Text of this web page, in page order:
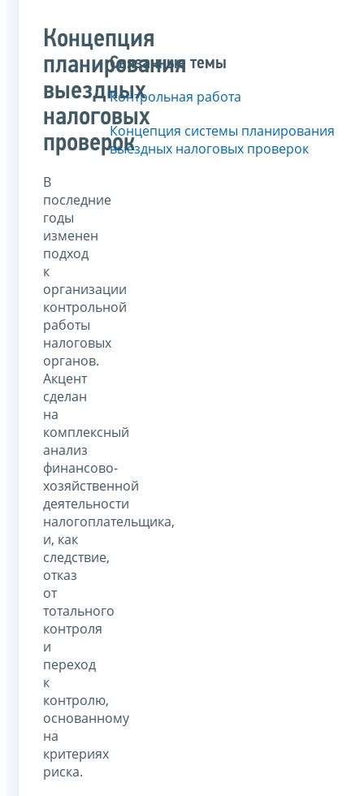
Концепция
планирования
выездных
налоговых
проверок
В
последние
годы
изменен
подход
к
организации
контрольной
работы
налоговых
органов.
Акцент
сделан
на
комплексный
анализ
финансово-
хозяйственной
деятельности
налогоплательщика,
и, как
следствие,
отказ
от
тотального
контроля
и
переход
к
контролю,
основанному
на
критериях
риска.
Связанные темы
Контрольная работа
Концепция системы планирования
выездных налоговых проверок